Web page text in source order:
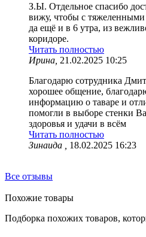
З.Ы. Отдельное спасибо
вижу, чтобы с тяжеленными
да ещё и в 6 утра, из
коридоре.
Читать полностью
Ирина, 21.02.2025 10:25
Благодарю сотрудника
хорошее общение,
информацию о таваре и
помогли в выборе стенки
здоровья и удачи в всём
Читать полностью
Зинаида ,
18.02.2025 16:23
Все отзывы
Похожие товары
Подборка похожих товаров,